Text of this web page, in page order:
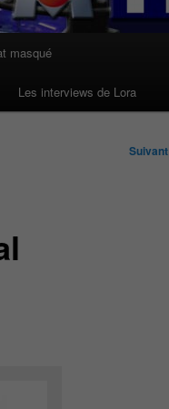
masqué
Les interviews de Lora
Suivant